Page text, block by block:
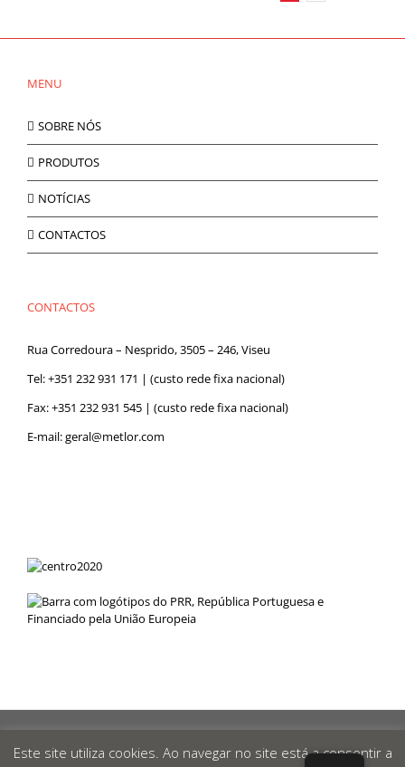
MENU
SOBRE NÓS
PRODUTOS
NOTÍCIAS
CONTACTOS
CONTACTOS
Rua Corredoura – Nesprido, 3505 – 246, Viseu
Tel:+351 232 931 171 | (custo rede fixa nacional)
Fax: +351 232 931 545 | (custo rede fixa nacional)
E-mail:geral@metlor.com
Metlor© 2019 Desenvolvido porREDOCEAN|Política de
Privacidade| Canal de Denúncias|
Este site utiliza cookies. Ao navegar no site está a consentir a